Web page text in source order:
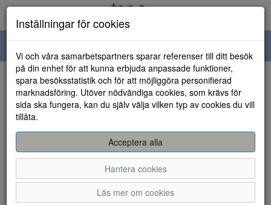
navigation
HEM
Inställningar för cookies
Vi och våra samarbetspartners sparar referenser till ditt besök
på din enhet för att kunna erbjuda anpassade funktioner,
spara besöksstatistik och för att möjliggöra personifierad
marknadsföring. Utöver nödvändiga cookies, som krävs för
sida ska fungera, kan du själv välja vilken typ av cookies du vill
tillåta.
Acceptera alla
Hantera cookies
Läs mer om cookies